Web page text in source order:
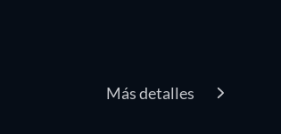
Más detalles